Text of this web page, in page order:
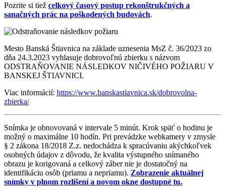
Pozrite si tiež celkový časový postup rekonštrukčných a
sanačných prác na poškodených budovách.
Mesto Banská Štiavnica na základe uznesenia MsZ č. 36/2023 zo
dňa 24.3.2023 vyhlasuje dobrovoľnú zbierku s názvom
ODSTRAŇOVANIE NÁSLEDKOV NIČIVÉHO POŽIARU V
BANSKEJ ŠTIAVNICI.
Viac informácií: https://www.banskastiavnica.sk/dobrovolna-
zbierka/
Snímka je obnovovaná v intervale 5 minút. Krok späť o hodinu je
možný o maximálne 10 hodín. Pri prevádzke webkamery v zmysle
§ 2 zákona 18/2018 Z.z. nedochádza k spracúvaniu akýchkoľvek
osobných údajov z dôvodu, že kvalita výstupného snímaného
obrazu je korigovaná a celkový záber nie je dostatočný na
identifikáciu osôb (priamu a nepriamu). Zobrazenie aktuálnej
snímky v plnom rozlíšení a novom okne dostupné tu.